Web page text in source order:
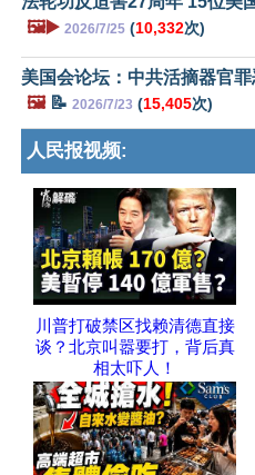
🖼️▶️ 2026/7/25 (10,332次)
美国会论坛：中共活摘器官
🖼️📝 2026/7/23 (15,405次)
人民报视频:
川普打破禁区找赖清德直接
谈？北京叫嚣要打，背后真
相太吓人！